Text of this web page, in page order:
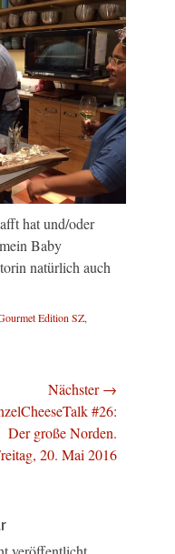
hat und/oder
Baby
natürlich auch
Edition SZ,
Nächster →
#26:
Der große Norden.
20. Mai 2016